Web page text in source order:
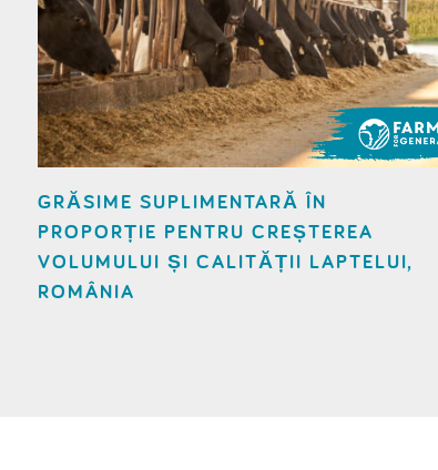
GRĂSIME SUPLIMENTARĂ ÎN
PROPORȚIE PENTRU CREȘTEREA
VOLUMULUI ȘI CALITĂȚII LAPTELUI,
ROMÂNIA